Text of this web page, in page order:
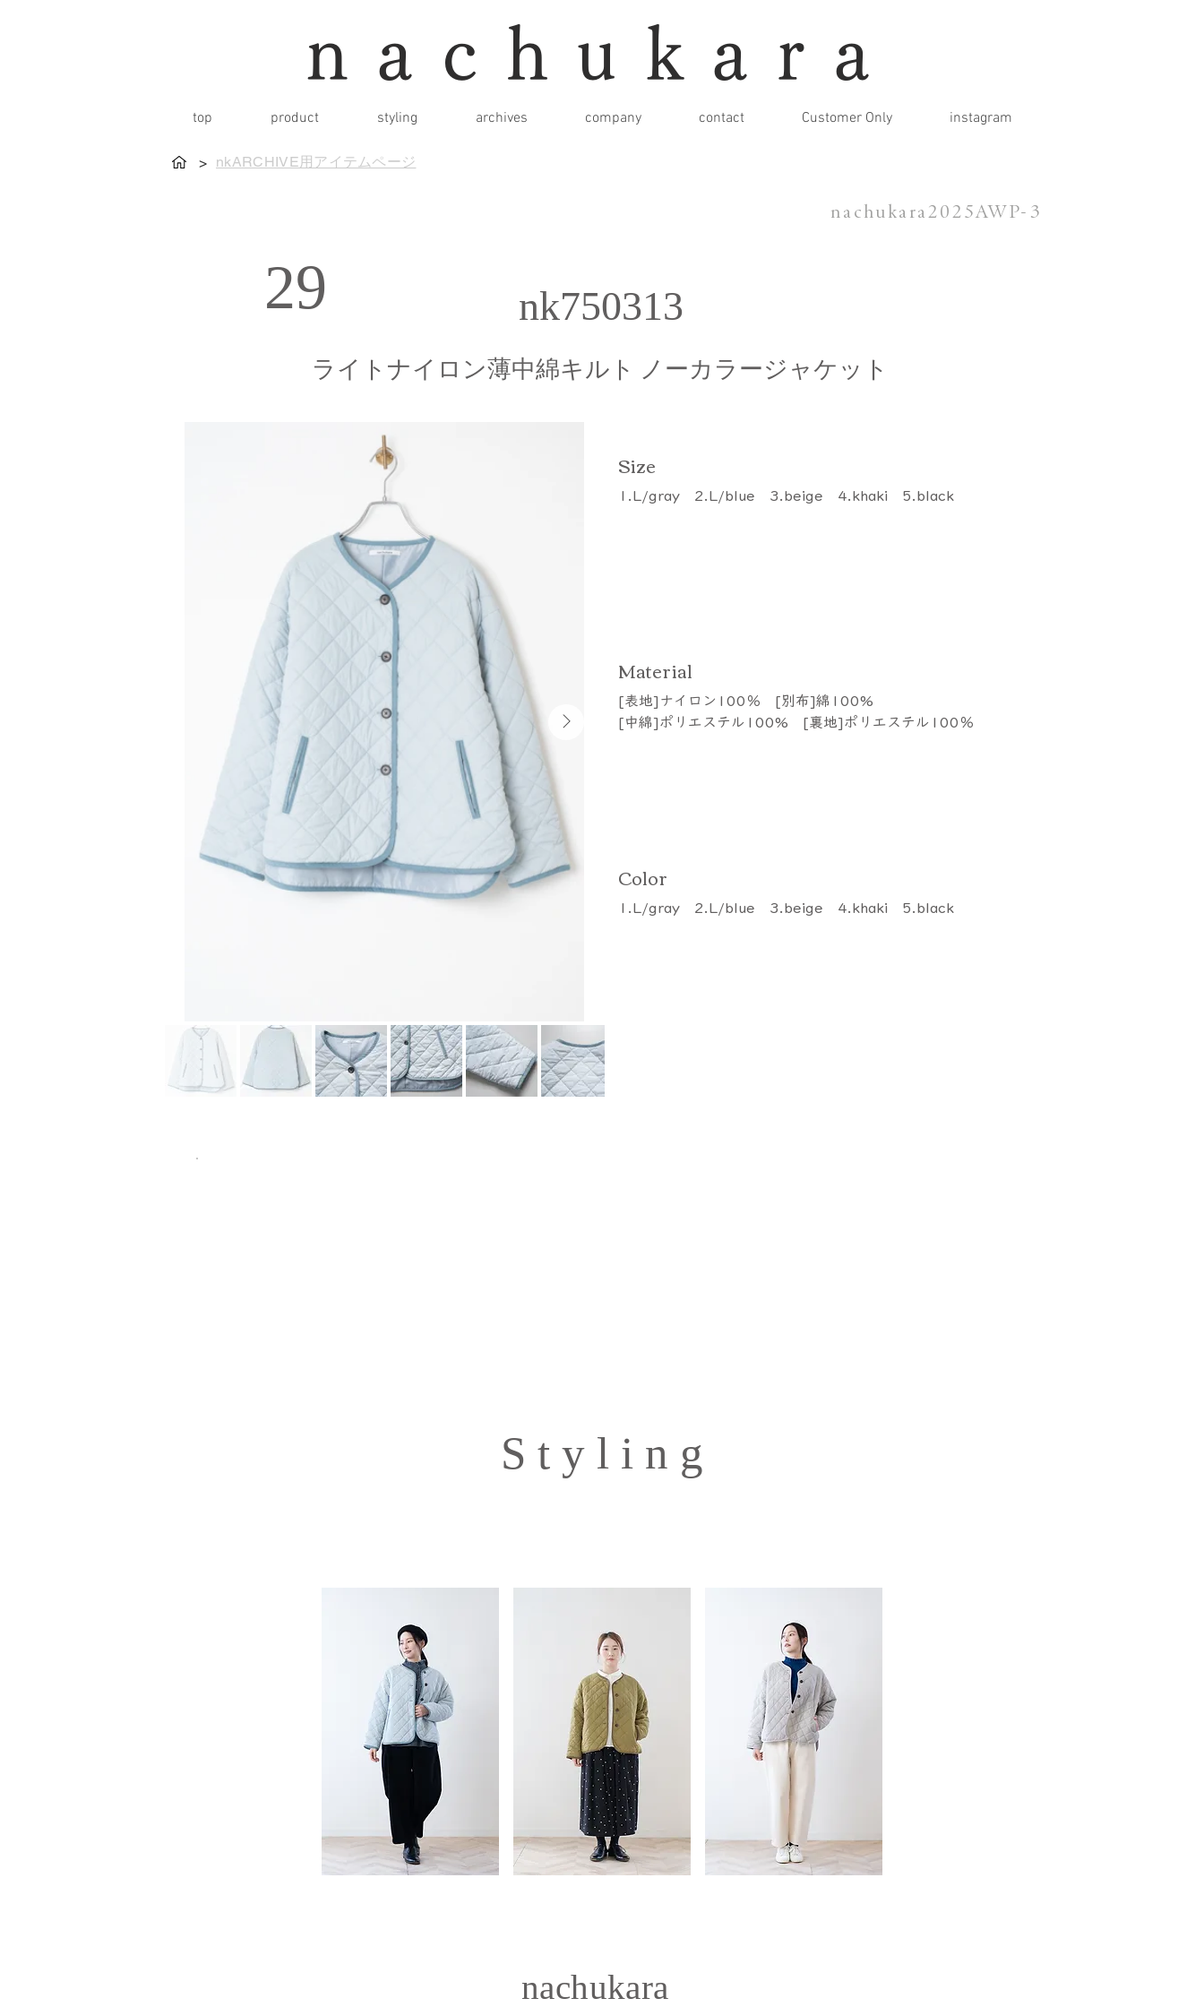
nachukara
top product styling archives company contact Customer Only instagram
> nkARCHIVE用アイテムページ
nachukara2025AWP-3
29 nk750313
ライトナイロン薄中綿キルト ノーカラージャケット
​Size
1.L/gray 2.L/blue 3.beige 4.khaki 5.black
​Material
[表地]ナイロン100％ [別布]綿100%
[中綿]ポリエステル100% [裏地]ポリエステル100％
Color
1.L/gray 2.L/blue 3.beige 4.khaki 5.black
S t y l i n g
nachukara